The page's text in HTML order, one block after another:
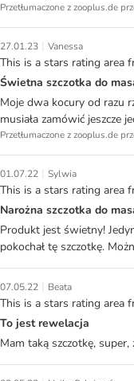
Przetłumaczone z zooplus.de
27.01.23 | Vanessa
This is a stars rating area
Świetna szczotka do
Moje dwa kocury od razu
musiała zamówić jeszcze
Przetłumaczone z zooplus.de
01.07.22 | Sylwia
This is a stars rating area
Narożna szczotka do
Produkt jest świetny!
pokochał tę szczotkę.
07.05.22 | Beata
This is a stars rating area
To jest rewelacja
Mam taką szczotkę,